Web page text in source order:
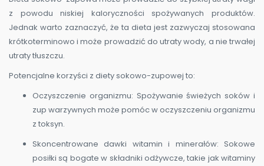
z powodu niskiej kaloryczności spożywanych produktów.
Jednak warto zaznaczyć, że ta dieta jest zazwyczaj stosowana
krótkoterminowo i może prowadzić do utraty wody, a nie trwałej
utraty tłuszczu.
Potencjalne korzyści z diety sokowo-zupowej to:
Oczyszczenie organizmu: Spożywanie świeżych soków i
zup warzywnych może pomóc w oczyszczeniu organizmu
z toksyn.
Skoncentrowane dawki witamin i minerałów: Sokowe
posiłki są bogate w składniki odżywcze, takie jak witaminy